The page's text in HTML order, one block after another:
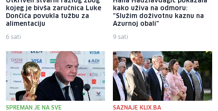
kojeg je bivša zaručnica Luke
Dončića povukla tužbu za
alimentaciju
6 sati
kako uživa na odmoru:
"Služim doživotnu kaznu na
Azurnoj obali"
9 sati
SPREMAN JE NA SVE SAZNAJE KLIX.BA